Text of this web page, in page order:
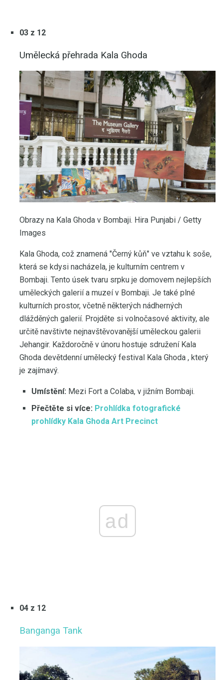
03 z 12
Umělecká přehrada Kala Ghoda
Obrazy na Kala Ghoda v Bombaji. Hira Punjabi / Getty
Images
Kala Ghoda, což znamená "Černý kůň" ve vztahu k soše,
která se kdysi nacházela, je kulturním centrem v
Bombaji. Tento úsek tvaru srpku je domovem nejlepších
uměleckých galerií a muzeí v Bombaji. Je také plné
kulturních prostor, včetně některých nádherných
dlážděných galerií. Projděte si volnočasové aktivity, ale
určitě navštivte nejnavštěvovanější uměleckou galerii
Jehangir. Každoročně v únoru hostuje sdružení Kala
Ghoda devětdenní umělecký festival Kala Ghoda , který
je zajímavý.
Umístění: Mezi Fort a Colaba, v jižním Bombaji.
Přečtěte si více: Prohlídka fotografické
prohlídky Kala Ghoda Art Precinct
ad
04 z 12
Banganga Tank